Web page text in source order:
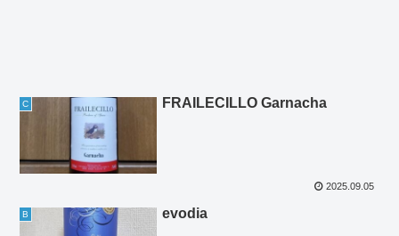
C FRAILECILLO Garnacha
2025.09.05
B evodia